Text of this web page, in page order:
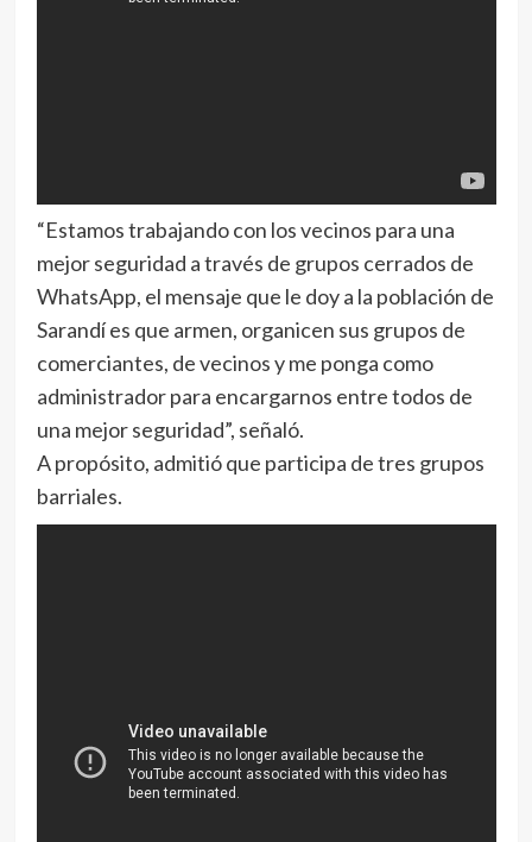
“Estamos trabajando con los vecinos para una
mejor seguridad a través de grupos cerrados de
WhatsApp, el mensaje que le doy a la población de
Sarandí es que armen, organicen sus grupos de
comerciantes, de vecinos y me ponga como
administrador para encargarnos entre todos de
una mejor seguridad”, señaló.
A propósito, admitió que participa de tres grupos
barriales.